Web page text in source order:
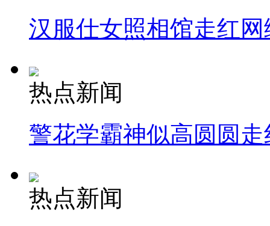
汉服仕女照相馆走红网
热点新闻
警花学霸神似高圆圆走
热点新闻